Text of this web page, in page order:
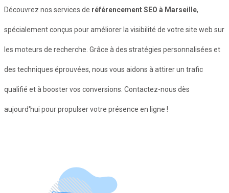
Découvrez nos services de référencement SEO à Marseille,
spécialement conçus pour améliorer la visibilité de votre site web sur
les moteurs de recherche. Grâce à des stratégies personnalisées et
des techniques éprouvées, nous vous aidons à attirer un trafic
qualifié et à booster vos conversions. Contactez-nous dès
aujourd'hui pour propulser votre présence en ligne !